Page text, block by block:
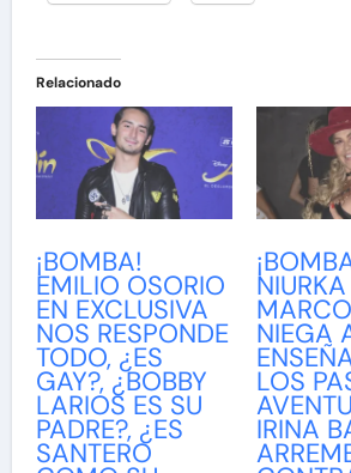
Relacionado
¡BOMBA!
EMILIO OSORIO
EN EXCLUSIVA
NOS RESPONDE
TODO, ¿ES
GAY?, ¿BOBBY
LARIOS ES SU
PADRE?, ¿ES
SANTERO
NIURKA
NIEGA
LOS
IRINA